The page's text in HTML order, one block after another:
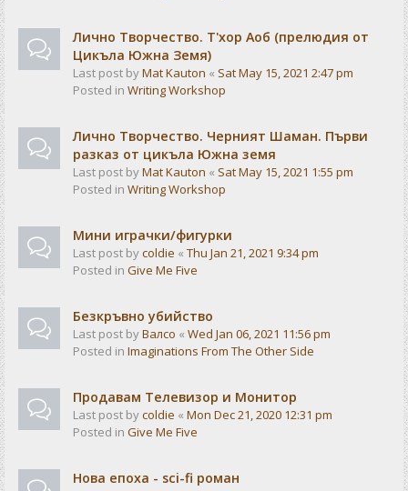
Лично Творчество. Т'хор Аоб (прелюдия от
Цикъла Южна Земя)
Last post byMat Kauton « Sat May 15, 2021 2:47 pm
Posted in Writing Workshop
Лично Творчество. Черният Шаман. Първи
разказ от цикъла Южна земя
Last post byMat Kauton « Sat May 15, 2021 1:55 pm
Posted in Writing Workshop
Мини играчки/фигурки
Last post bycoldie « Thu Jan 21, 2021 9:34 pm
Posted in Give Me Five
Безкръвно убийство
Last post byВалсо « Wed Jan 06, 2021 11:56 pm
Posted in Imaginations From The Other Side
Продавам Телевизор и Монитор
Last post bycoldie « Mon Dec 21, 2020 12:31 pm
Posted in Give Me Five
Нова епоха - sci-fi роман